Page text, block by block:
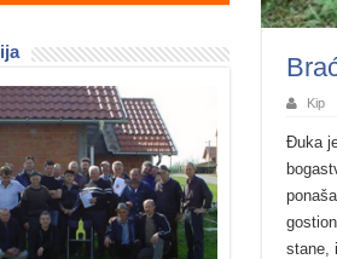
Kip
Đuka
stane,